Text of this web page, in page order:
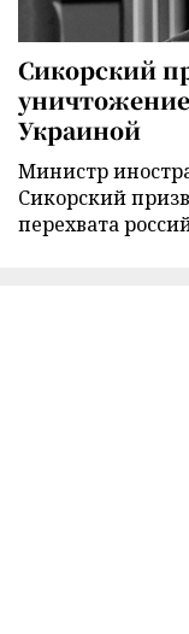
Сикорский
Украиной
Министр
Сикорский
перехвата